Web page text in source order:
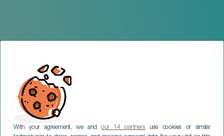
With your agreement, we andour 14 partnersuse cookies or similar